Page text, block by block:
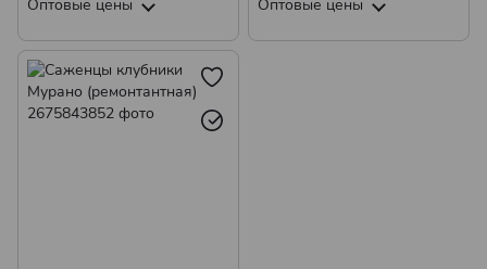
Оптовые цены Оптовые цены